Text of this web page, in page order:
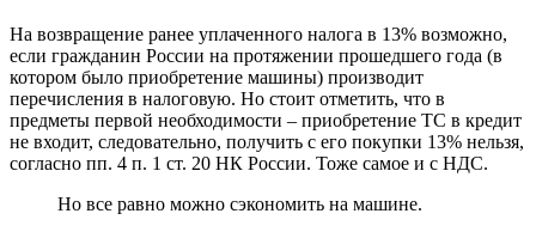
На возвращение ранее уплаченного налога в 13% возможно,
если гражданин России на протяжении прошедшего года (в
котором было приобретение машины) производит
перечисления в налоговую. Но стоит отметить, что в
предметы первой необходимости – приобретение ТС в кредит
не входит, следовательно, получить с его покупки 13% нельзя,
согласно пп. 4 п. 1 ст. 20 НК России. Тоже самое и с НДС.
Но все равно можно сэкономить на машине.